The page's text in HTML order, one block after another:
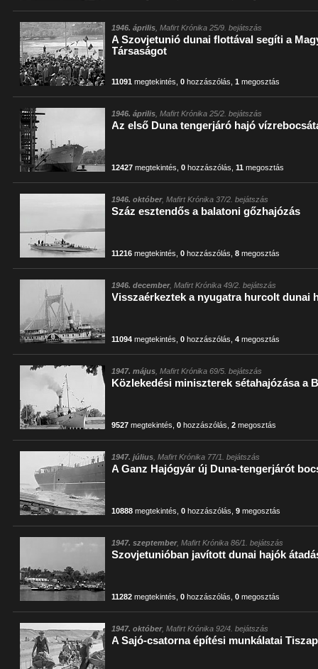
1946. április , Mafirt Krónika 25/9. bejátszás
A Szovjetunió dunai flottával segíti a
Társaságot
11091 megtekintés ,0 hozzászólás ,1 megosztás
1946. április , Mafirt Krónika 25/2. bejátszás
Az első Duna tengerjáró hajó
12427 megtekintés ,0 hozzászólás ,11 megosztás
1946. október, Mafirt Krónika 37/2. bejátszás
Száz esztendős a balatoni gőzhajózás
11216 megtekintés ,0 hozzászólás ,8 megosztás
1946. december, Mafirt Krónika 49/2. bejátszás
Visszaérkeztek a nyugatra hurcolt dunai
11094 megtekintés ,0 hozzászólás ,4 megosztás
1947. május , Mafirt Krónika 69/5. bejátszás
Közlekedési miniszterek sétahajózása a
9527 megtekintés ,0 hozzászólás ,2 megosztás
1947. július , Mafirt Krónika 77/1. bejátszás
A Ganz Hajógyár új Duna-tengerjárót
10888 megtekintés ,0 hozzászólás ,9 megosztás
1947. szeptember, Mafirt Krónika 86/1. bejátszás
Szovjetunióban javított dunai hajók
11282 megtekintés ,0 hozzászólás ,0 megosztás
1947. október, Mafirt Krónika 92/4. bejátszás
A Sajó-csatorna építési munkálatai